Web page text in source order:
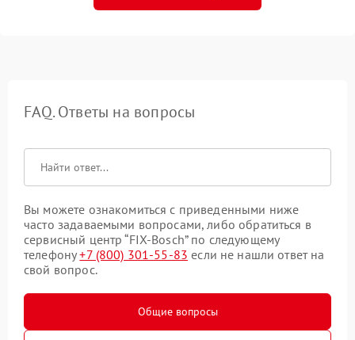
FAQ. Ответы на вопросы
Вы можете ознакомиться с приведенными ниже
часто задаваемыми вопросами, либо обратиться в
сервисный центр “FIX-Bosch” по следующему
телефону+7 (800) 301-55-83 если не нашли ответ на
свой вопрос.
Общие вопросы